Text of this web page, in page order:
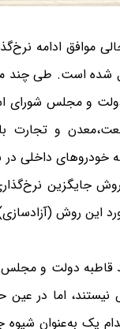
موافق ادامه
شده است. طی چند
و مجلس
و تجارت
داخلی
جایگزین
این روش (آزادسازی)
دولت و
نیستند، اما در
یک به‌عنوان